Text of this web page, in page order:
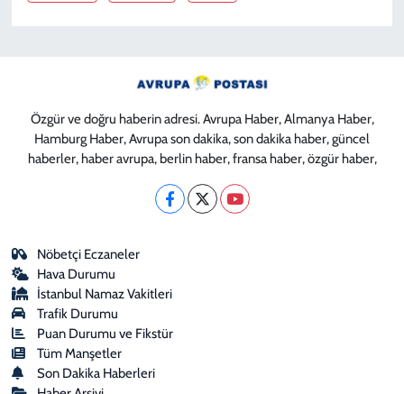
Özgür ve doğru haberin adresi. Avrupa Haber, Almanya Haber,
Hamburg Haber, Avrupa son dakika, son dakika haber, güncel
haberler, haber avrupa, berlin haber, fransa haber, özgür haber,
Nöbetçi Eczaneler
Hava Durumu
İstanbul Namaz Vakitleri
Trafik Durumu
Puan Durumu ve Fikstür
Tüm Manşetler
Son Dakika Haberleri